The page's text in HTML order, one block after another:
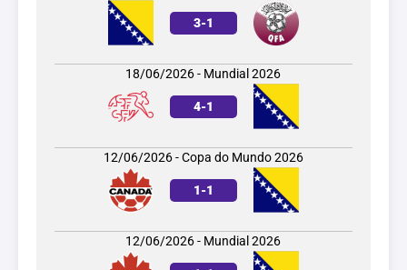
3-1
18/06/2026 - Mundial 2026
4-1
12/06/2026 - Copa do Mundo 2026
1-1
12/06/2026 - Mundial 2026